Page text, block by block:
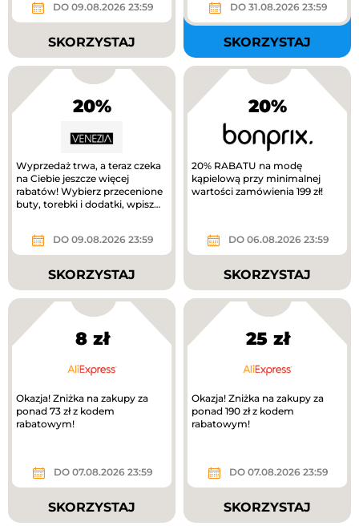
DO 09.08.2026 23:59
SKORZYSTAJ
DO 31.08.2026 23:59
SKORZYSTAJ
20%
Wyprzedaż trwa, a teraz czeka
na Ciebie jeszcze więcej
rabatów! Wybierz przecenione
buty, torebki i dodatki, wpisz
DO 09.08.2026 23:59
SKORZYSTAJ
20%
20% RABATU na modę
kąpielową przy minimalnej
wartości zamówienia 199 zł!
DO 06.08.2026 23:59
SKORZYSTAJ
8 zł
Okazja! Zniżka na zakupy za
ponad 73 zł z kodem
rabatowym!
DO 07.08.2026 23:59
SKORZYSTAJ
25 zł
Okazja! Zniżka na zakupy za
ponad 190 zł z kodem
rabatowym!
DO 07.08.2026 23:59
SKORZYSTAJ